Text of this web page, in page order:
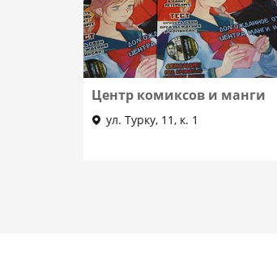
Центр комиксов и манги
ул. Турку, 11, к. 1